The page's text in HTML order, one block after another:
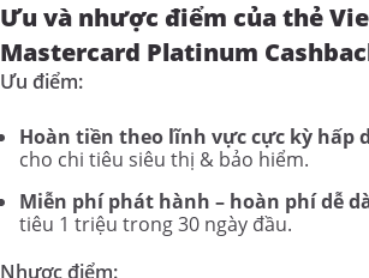
Ưu và nhược điểm của thẻ
Mastercard Platinum
Ưu điểm:
Hoàn tiền theo lĩnh vực cực kỳ hấp
cho chi tiêu siêu thị & bảo hiểm.
Miễn phí phát hành – hoàn phí dễ
tiêu 1 triệu trong 30 ngày đầu.
Nhược điểm: